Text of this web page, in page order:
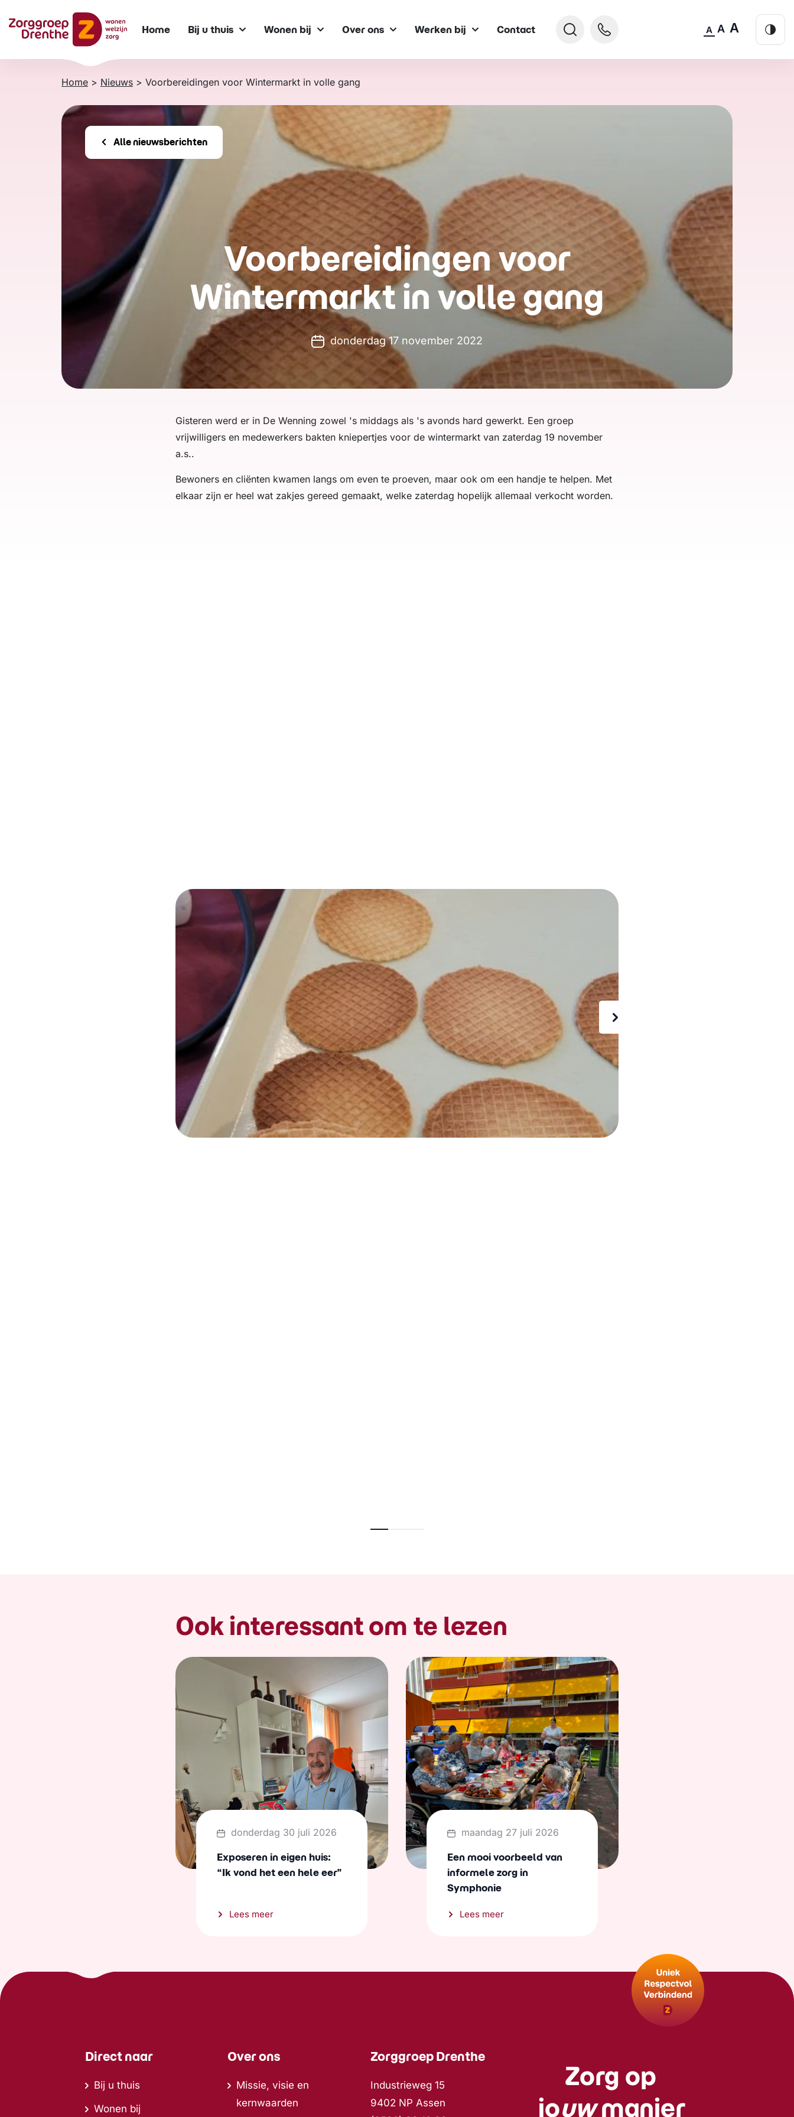
naar
content
Home Bij u thuis Wonen bij Over ons Werken bij Contact A A A
Home > Nieuws > Voorbereidingen voor Wintermarkt in volle gang
Alle nieuwsberichten
Voorbereidingen voor
Wintermarkt in volle gang
donderdag 17 november 2022
Gisteren werd er in De Wenning zowel 's middags als 's avonds hard gewerkt. Een groep
vrijwilligers en medewerkers bakten kniepertjes voor de wintermarkt van zaterdag 19 november
a.s..
Bewoners en cliënten kwamen langs om even te proeven, maar ook om een handje te helpen. Met
elkaar zijn er heel wat zakjes gereed gemaakt, welke zaterdag hopelijk allemaal verkocht worden.
Ook interessant om te lezen
donderdag 30 juli 2026
Exposeren in eigen huis:
“Ik vond het een hele eer”
Lees meer
maandag 27 juli 2026
Een mooi voorbeeld van
informele zorg in
Symphonie
Lees meer
Direct naar
Bij u thuis
Wonen bij
Over ons
Missie, visie en
kernwaarden
Zorggroep Drenthe
Industrieweg 15
9402 NP Assen
Zorg op
jouwmanier